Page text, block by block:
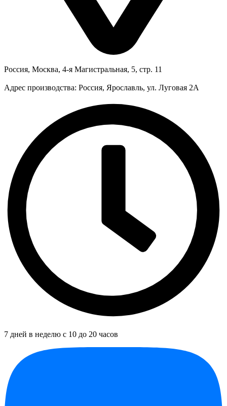
Россия, Москва, 4-я Магистральная, 5, стр. 11
Адрес производства: Россия, Ярославль, ул. Луговая 2А
7 дней в неделю с 10 до 20 часов